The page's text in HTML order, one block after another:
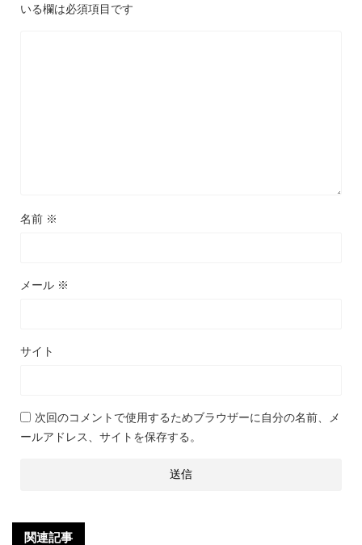
いる欄は必須項目です
名前 ※
メール ※
サイト
次回のコメントで使用するためブラウザーに自分の名前、メ
ールアドレス、サイトを保存する。
関連記事